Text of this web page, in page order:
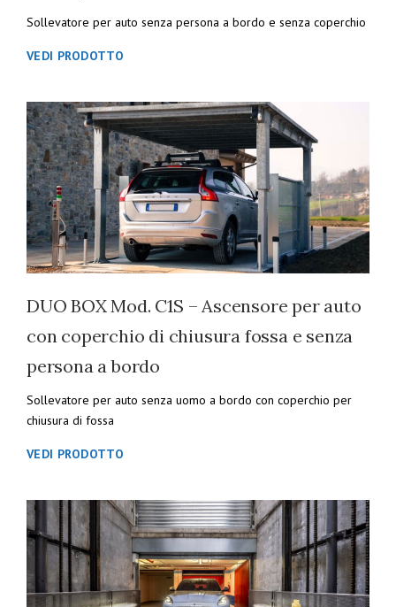
Sollevatore per auto senza persona a bordo e senza coperchio
VEDI PRODOTTO
DUO BOX Mod. C1S – Ascensore per auto
con coperchio di chiusura fossa e senza
persona a bordo
Sollevatore per auto senza uomo a bordo con coperchio per
chiusura di fossa
VEDI PRODOTTO